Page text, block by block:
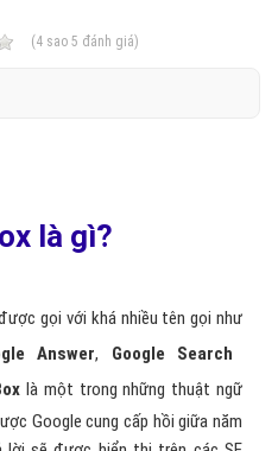
(4 sao 5 đánh giá)
là gì?
gọi với khá nhiều tên gọi như
Answer, Google Search
là một trong những thuật ngữ
Google cung cấp hồi giữa năm